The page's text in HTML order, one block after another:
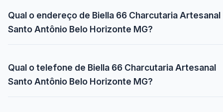
Qual o endereço de Biella 66 Charcutaria Artesanal
Santo Antônio Belo Horizonte MG?
Qual o telefone de Biella 66 Charcutaria Artesanal
Santo Antônio Belo Horizonte MG?